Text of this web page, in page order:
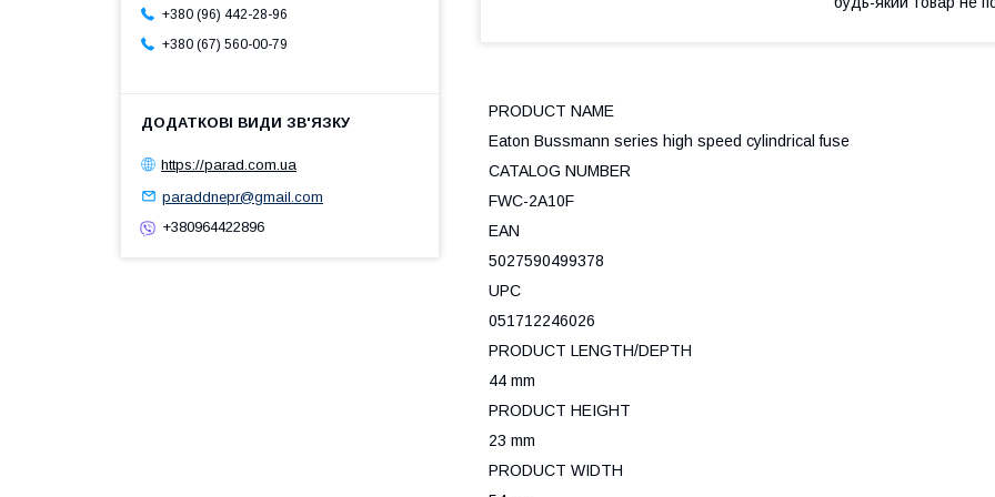
PRODUCT NAME
Eaton Bussmann series high speed cylindrical fuse
CATALOG NUMBER
FWC-2A10F
EAN
5027590499378
UPC
051712246026
PRODUCT LENGTH/DEPTH
44 mm
PRODUCT HEIGHT
23 mm
PRODUCT WIDTH
+380 (96) 442-28-96
+380 (67) 560-00-79
https://parad.com.ua
paraddnepr@gmail.com
+380964422896